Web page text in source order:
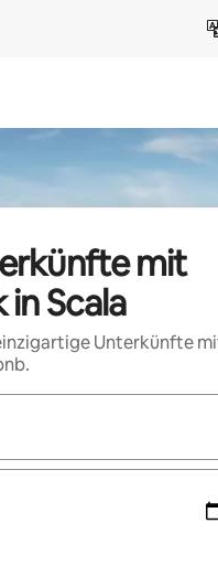
mit
Scala
Unterkünfte
sind, navigiere mit